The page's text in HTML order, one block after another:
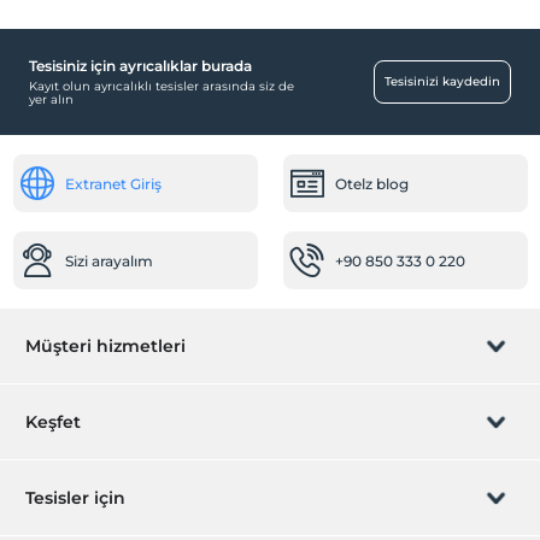
24 saat açık resepsiyon
Çalışma Alanları
Engelli odası
Doktor (Dışarıdan hizmet)
Gece showları
Odalar
Ara kapılı odalar
Tesisiniz için ayrıcalıklar burada
Kayıt olun ayrıcalıklı tesisler arasında siz de
yer alın
Tesisinizi kaydedin
Extranet Giriş Otelz blog
Sizi arayalım +90 850 333 0 220
Müşteri hizmetleri
Rezervasyon yönet
Keşfet
Hediye Kart
Tesisler için